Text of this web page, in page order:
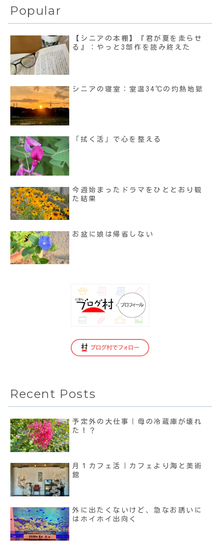
Popular
【シニアの本棚】『君が夏を走らせ
る』：やっと3部作を読み終えた
シニアの寝室：室温34℃の灼熱地獄
「拭く活」で心を整える
今週始まったドラマをひととおり観
た結果
お盆に娘は帰省しない
Recent Posts
予定外の大仕事｜母の冷蔵庫が壊れ
た！？
月１カフェ活｜カフェより海と美術
館
外に出たくないけど、急なお誘いに
はホイホイ出向く